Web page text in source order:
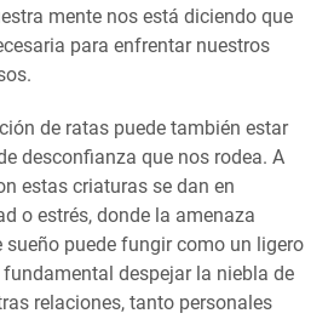
mente nos está diciendo que
para enfrentar nuestros
de ratas puede también estar
desconfianza que nos rodea. A
estas criaturas se dan en
o estrés, donde la amenaza
sueño puede fungir como un ligero
despejar la niebla de
relaciones, tanto personales